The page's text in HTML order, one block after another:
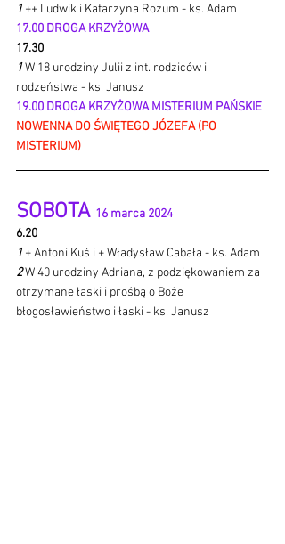
1 ++ Ludwik i Katarzyna Rozum - ks. Adam
17.00 DROGA KRZYŻOWA
17.30
1 W 18 urodziny Julii z int. rodziców i
rodzeństwa - ks. Janusz
19.00 DROGA KRZYŻOWA MISTERIUM PAŃSKIE
NOWENNA DO ŚWIĘTEGO JÓZEFA (PO
MISTERIUM)
SOBOTA 16 marca 2024
6.20
1 + Antoni Kuś i + Władysław Cabała - ks. Adam
2 W 40 urodziny Adriana, z podziękowaniem za
otrzymane łaski i prośbą o Boże
błogosławieństwo i łaski - ks. Janusz